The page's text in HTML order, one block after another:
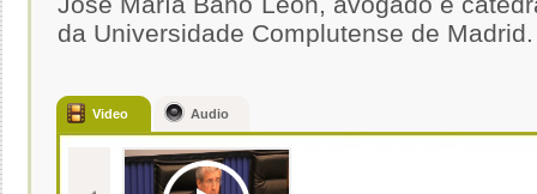
da Universidade Complutense de Madrid.
Video Audio